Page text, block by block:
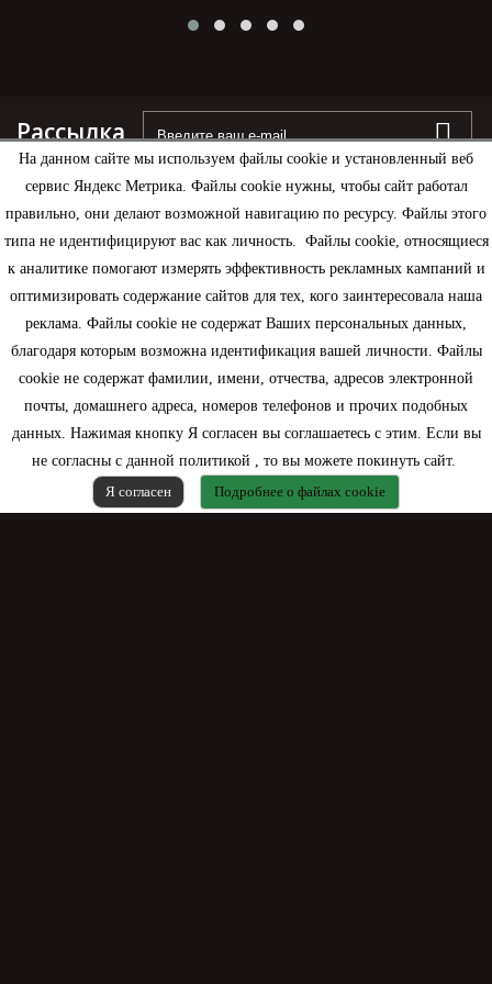
На данном сайте мы используем файлы cookie и установленный веб
сервис Яндекс Метрика. Файлы cookie нужны, чтобы сайт работал
правильно, они делают возможной навигацию по ресурсу. Файлы этого
типа не идентифицируют вас как личность. Файлы cookie, относящиеся
к аналитике помогают измерять эффективность рекламных кампаний и
оптимизировать содержание сайтов для тех, кого заинтересовала наша
реклама. Файлы cookie не содержат Ваших персональных данных,
благодаря которым возможна идентификация вашей личности. Файлы
cookie не содержат фамилии, имени, отчества, адресов электронной
почты, домашнего адреса, номеров телефонов и прочих подобных
данных. Нажимая кнопку Я согласен вы соглашаетесь с этим. Если вы
не согласны с данной политикой , то вы можете покинуть сайт.
Я согласен
Подробнее о файлах cookie
Рассылка
Информация
Моя учетная запись
Контактная информация